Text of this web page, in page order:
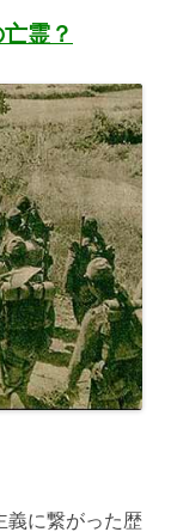
霊？
義に繋がった歴